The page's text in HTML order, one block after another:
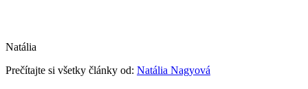
Natália
Prečítajte si všetky články od: Natália Nagyová